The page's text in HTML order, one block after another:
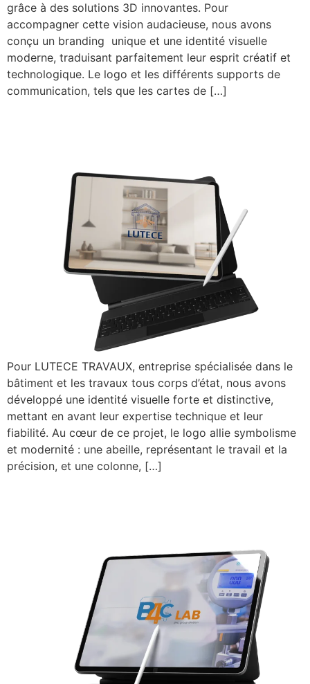
grâce à des solutions 3D innovantes. Pour
accompagner cette vision audacieuse, nous avons
conçu un branding unique et une identité visuelle
moderne, traduisant parfaitement leur esprit créatif et
technologique. Le logo et les différents supports de
communication, tels que les cartes de […]
Pour LUTECE TRAVAUX, entreprise spécialisée dans le
bâtiment et les travaux tous corps d’état, nous avons
développé une identité visuelle forte et distinctive,
mettant en avant leur expertise technique et leur
fiabilité. Au cœur de ce projet, le logo allie symbolisme
et modernité : une abeille, représentant le travail et la
précision, et une colonne, […]